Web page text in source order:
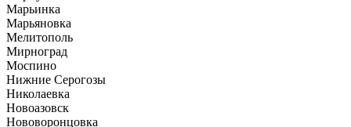
Марьинка
Марьяновка
Мелитополь
Мирноград
Моспино
Нижние Серогозы
Николаевка
Новоазовск
Нововоронцовка